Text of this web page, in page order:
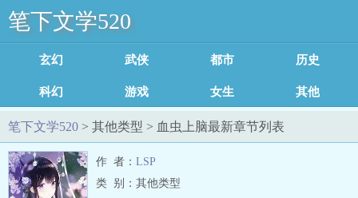
笔下文学520
玄幻魔法 武侠修真 都市言情 历史军事
科幻灵异 游戏竞技 女生耽美 其他类型
足迹记录
笔下文学520 > 其他类型 > 血虫上脑最新章节列表
作 者： LSP
类 别：其他类型